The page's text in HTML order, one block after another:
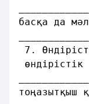
басқа да
7.
өндiрiстік
тоңазытқыш